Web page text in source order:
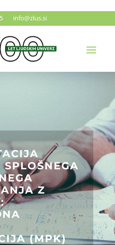
info@zlus.si
Z
(MPK)